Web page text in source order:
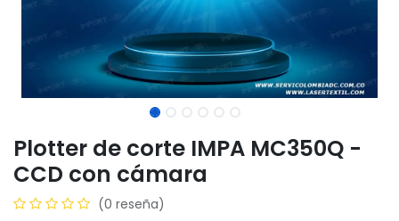
Plotter de corte IMPA MC350Q -
CCD con cámara
(0 reseña)